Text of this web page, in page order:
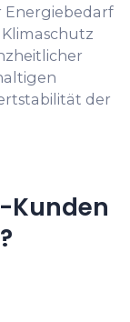
Energiebedarf
der
Kunden